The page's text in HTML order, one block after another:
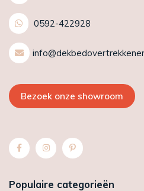
0592-422928
Bezoek onze showroom
Populaire categorieën